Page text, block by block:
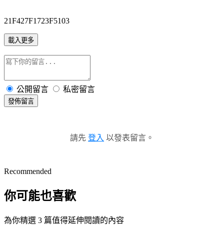
21F427F1723F5103
載入更多
公開留言 私密留言
發佈留言
請先 登入 以發表留言。
Recommended
你可能也喜歡
為你精選 3 篇值得延伸閱讀的內容